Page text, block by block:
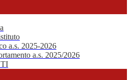
a.s. 2025-2026
a.s. 2025/2026